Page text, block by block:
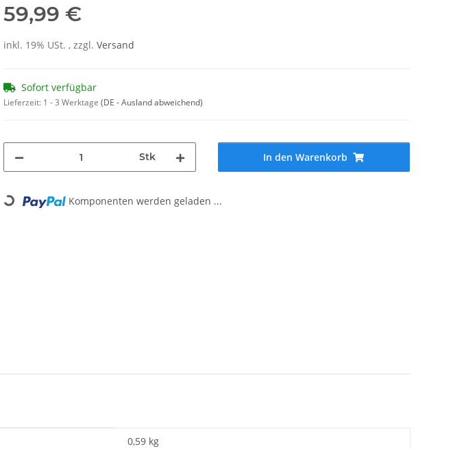
59,99 €
inkl. 19% USt. , zzgl. Versand
Sofort verfügbar
Lieferzeit: 1 - 3 Werktage (DE - Ausland abweichend)
Stk In den Warenkorb
Loading... Komponenten werden geladen ...
0,59 kg